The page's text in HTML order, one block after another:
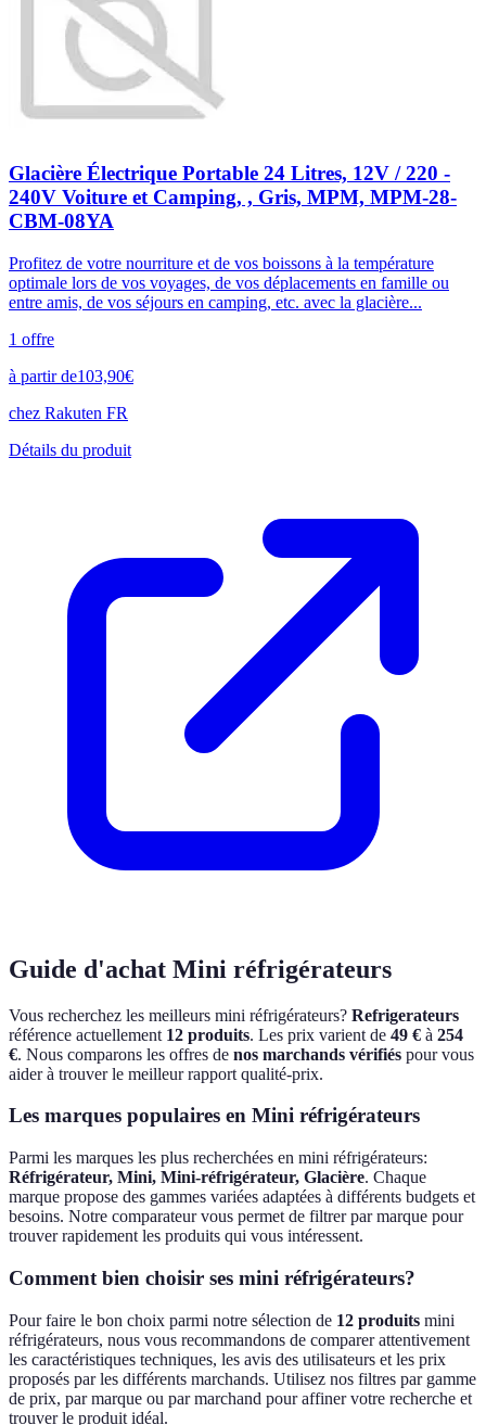
Glacière Électrique Portable 24 Litres, 12V / 220 -
240V Voiture et Camping, , Gris, MPM, MPM-28-
CBM-08YA
Profitez de votre nourriture et de vos boissons à la température
optimale lors de vos voyages, de vos déplacements en famille ou
entre amis, de vos séjours en camping, etc. avec la glacière...
1 offre
à partir de103,90€
chez Rakuten FR
Détails du produit
Guide d'achat Mini réfrigérateurs
Vous recherchez les meilleurs mini réfrigérateurs? Refrigerateurs
référence actuellement 12 produits. Les prix varient de 49 € à 254
€. Nous comparons les offres de nos marchands vérifiés pour vous
aider à trouver le meilleur rapport qualité-prix.
Les marques populaires en Mini réfrigérateurs
Parmi les marques les plus recherchées en mini réfrigérateurs:
Réfrigérateur, Mini, Mini-réfrigérateur, Glacière. Chaque
marque propose des gammes variées adaptées à différents budgets et
besoins. Notre comparateur vous permet de filtrer par marque pour
trouver rapidement les produits qui vous intéressent.
Comment bien choisir ses mini réfrigérateurs?
Pour faire le bon choix parmi notre sélection de 12 produits mini
réfrigérateurs, nous vous recommandons de comparer attentivement
les caractéristiques techniques, les avis des utilisateurs et les prix
proposés par les différents marchands. Utilisez nos filtres par gamme
de prix, par marque ou par marchand pour affiner votre recherche et
trouver le produit idéal.